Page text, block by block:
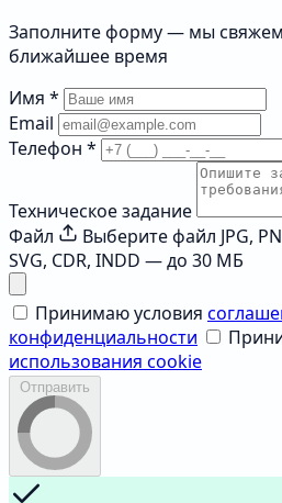
Заполните форму — мы
ближайшее время
Имя *
Email
Телефон *
Техническое задание
Файл
Выберите файл JPG,
SVG, CDR, INDD — до 30 МБ
Принимаю условия
конфиденциальности
использования cookie
Отправить